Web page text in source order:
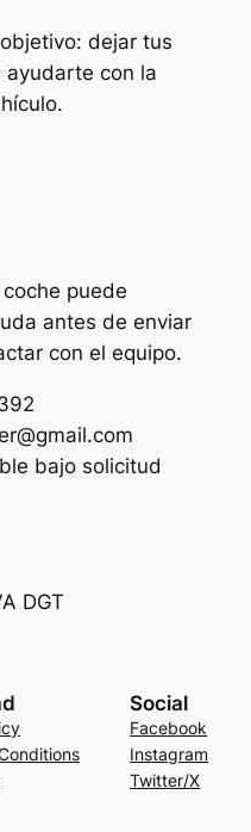
dejar tus
ayudarte con la
puede
antes de enviar
con el equipo.
bajo solicitud
DGT
Social
Facebook
Instagram
Twitter/X